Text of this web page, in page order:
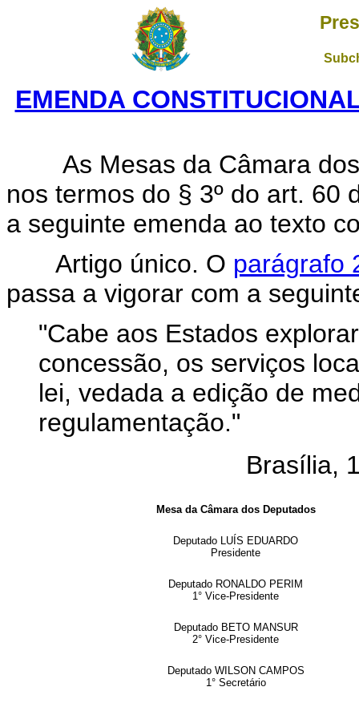
EMENDA
As Mesas da Câmara dos
nos termos do § 3º do art. 60
a seguinte emenda ao texto
Artigo único. O parágrafo
passa a vigorar com a
"Cabe aos Estados
concessão, os serviços
lei, vedada a edição de
regulamentação."
Brasília, 15
Mesa da Câmara dos Deputados
Deputado LUÍS EDUARDO
Presidente
Deputado RONALDO PERIM
1° Vice-Presidente
Deputado BETO MANSUR
2° Vice-Presidente
Deputado WILSON CAMPOS
1° Secretário